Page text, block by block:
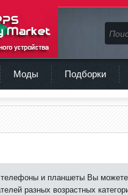
Моды Подборки
телефоны и планшеты Вы
разных возрастных